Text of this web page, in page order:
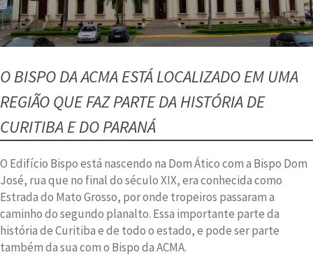
O BISPO DA ACMA ESTÁ LOCALIZADO EM UMA
REGIÃO QUE FAZ PARTE DA HISTÓRIA DE
CURITIBA E DO PARANÁ
O Edifício Bispo está nascendo na Dom Ático com a Bispo Dom
José, rua que no final do século XIX, era conhecida como
Estrada do Mato Grosso, por onde tropeiros passaram a
caminho do segundo planalto. Essa importante parte da
história de Curitiba e de todo o estado, e pode ser parte
também da sua com o Bispo da ACMA.